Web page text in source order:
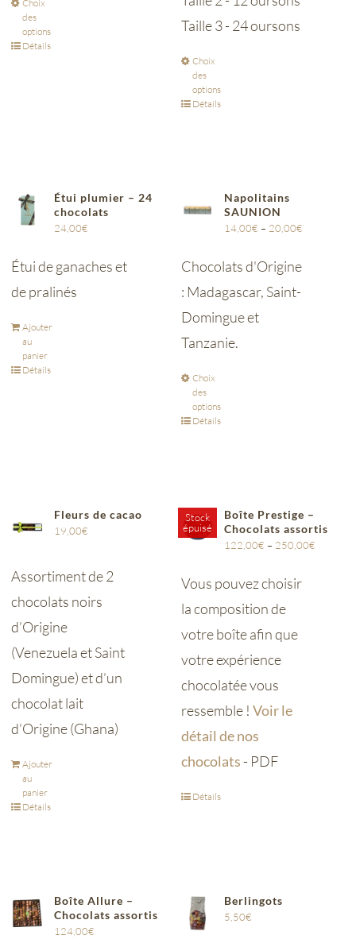
Choix
des
options
Détails
Taille 3 - 24 oursons
Choix
des
options
Détails
Étui plumier – 24
chocolats
24,00€
Étui de ganaches et
de pralinés
Ajouter
au
panier
Détails
Napolitains
SAUNION
14,00€ – 20,00€
Chocolats d'Origine
: Madagascar, Saint-
Domingue et
Tanzanie.
Choix
des
options
Détails
Fleurs de cacao
19,00€
Assortiment de 2
chocolats noirs
d’Origine
(Venezuela et Saint
Domingue) et d’un
chocolat lait
d’Origine (Ghana)
Ajouter
au
panier
Détails
Stock
épuisé
Boîte Prestige –
Chocolats assortis
122,00€ – 250,00€
Vous pouvez choisir
la composition de
votre boîte afin que
votre expérience
chocolatée vous
ressemble !Voir le
détail de nos
chocolats - PDF
Détails
Boîte Allure –
Chocolats assortis
124,00€
Berlingots
5,50€